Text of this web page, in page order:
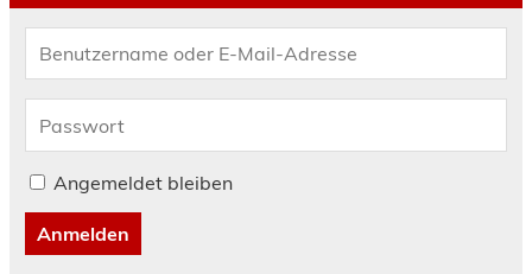
Angemeldet bleiben
Anmelden